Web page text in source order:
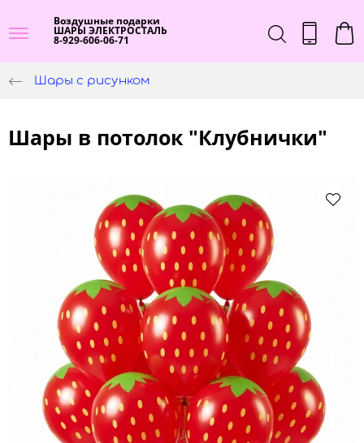
Воздушные подарки
ШАРЫ ЭЛЕКТРОСТАЛЬ
8-929-606-06-71
Шары с рисунком
Шары в потолок "Клубнички"